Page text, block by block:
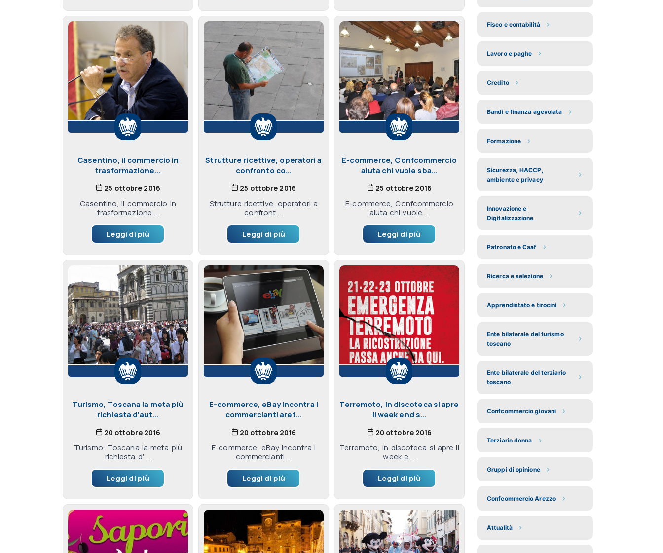
Casentino, il commercio in
trasformazione...
25 ottobre 2016
Casentino, il commercio in
trasformazione ...
Leggi di più
Strutture ricettive, operatori a
confronto co...
25 ottobre 2016
Strutture ricettive, operatori a
confront ...
Leggi di più
E-commerce, Confcommercio
aiuta chi vuole sba...
25 ottobre 2016
E-commerce, Confcommercio
aiuta chi vuole ...
Leggi di più
Turismo, Toscana la meta più
richiesta d'aut...
20 ottobre 2016
Turismo, Toscana la meta più
richiesta d' ...
Leggi di più
E-commerce, eBay incontra i
commercianti aret...
20 ottobre 2016
E-commerce, eBay incontra i
commercianti ...
Leggi di più
Terremoto, in discoteca si apre
il week end s...
20 ottobre 2016
Terremoto, in discoteca si apre il
week e ...
Leggi di più
Fisco e contabilità
Lavoro e paghe
Credito
Bandi e finanza agevolata
Formazione
Sicurezza, HACCP,
ambiente e privacy
Innovazione e
Digitalizzazione
Patronato e Caaf
Ricerca e selezione
Apprendistato e tirocini
Ente bilaterale del turismo
toscano
Ente bilaterale del terziario
toscano
Confcommercio giovani
Terziario donna
Gruppi di opinione
Confcommercio Arezzo
Attualità